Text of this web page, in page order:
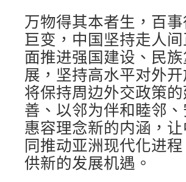
万物得其本者生，百
巨变，中国坚持走人
面推进强国建设、民
展，坚持高水平对外
将保持周边外交政策
善、以邻为伴和睦邻
惠容理念新的内涵，
同推动亚洲现代化进
供新的发展机遇。